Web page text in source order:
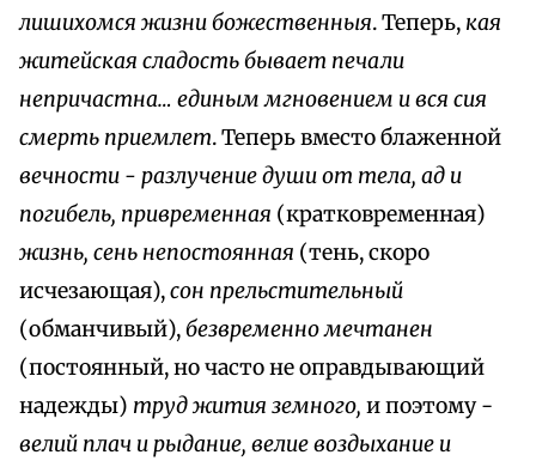
лишихомся жизни божественныя. Теперь, кая
житейская сладость бывает печали
непричастна… единым мгновением и вся сия
смерть приемлет. Теперь вместо блаженной
вечности - разлучение души от тела, ад и
погибель, привременная (кратковременная)
жизнь, сень непостоянная (тень, скоро
исчезающая),сон прельстительный
(обманчивый),безвременно мечтанен
(постоянный, но часто не оправдывающий
надежды) труд жития земного, и поэтому -
велий плач и рыдание, велие воздыхание и